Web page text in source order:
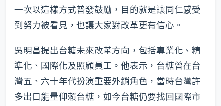
一次以這樣方式普發鼓勵，目的就是讓同仁感受
到努力被看見，也讓大家對改革更有信心。
吳明昌提出台糖未來改革方向，包括專業化、精
準化、國際化及照顧員工。他表示，台糖曾在台
灣五、六十年代扮演重要外銷角色，當時台灣許
多出口能量仰賴台糖，如今台糖仍要找回國際市